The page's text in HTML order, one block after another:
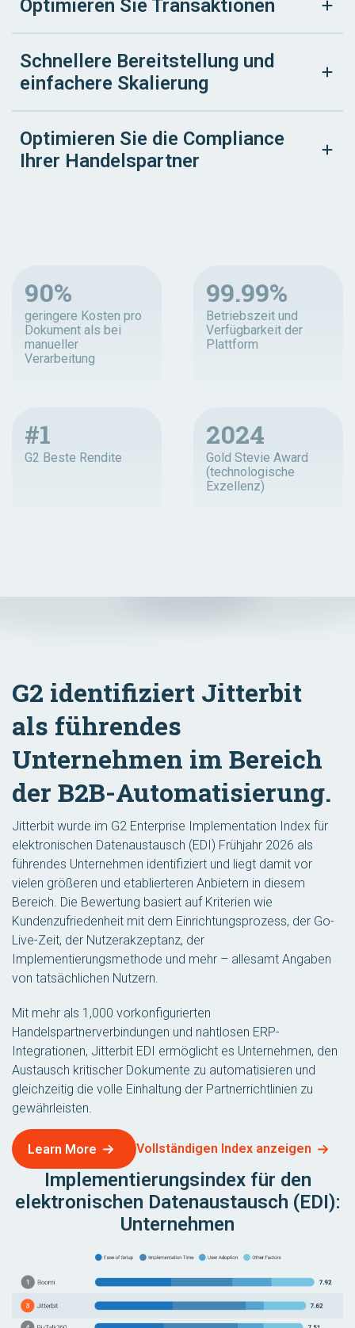
Optimieren Sie Transaktionen
Schnellere Bereitstellung und
einfachere Skalierung
Optimieren Sie die Compliance
Ihrer Handelspartner
90%
geringere Kosten pro
Dokument als bei
manueller
Verarbeitung
99.99%
Betriebszeit und
Verfügbarkeit der
Plattform
#1
G2 Beste Rendite
2024
Gold Stevie Award
(technologische
Exzellenz)
G2 identifiziert Jitterbit
als führendes
Unternehmen im Bereich
der B2B-Automatisierung.
Jitterbit wurde im G2 Enterprise Implementation Index für
elektronischen Datenaustausch (EDI) Frühjahr 2026 als
führendes Unternehmen identifiziert und liegt damit vor
vielen größeren und etablierteren Anbietern in diesem
Bereich. Die Bewertung basiert auf Kriterien wie
Kundenzufriedenheit mit dem Einrichtungsprozess, der Go-
Live-Zeit, der Nutzerakzeptanz, der
Implementierungsmethode und mehr – allesamt Angaben
von tatsächlichen Nutzern.
Mit mehr als 1,000 vorkonfigurierten
Handelspartnerverbindungen und nahtlosen ERP-
Integrationen, Jitterbit EDI ermöglicht es Unternehmen, den
Austausch kritischer Dokumente zu automatisieren und
gleichzeitig die volle Einhaltung der Partnerrichtlinien zu
gewährleisten.
Learn More Vollständigen Index anzeigen
Implementierungsindex für den
elektronischen Datenaustausch (EDI):
Unternehmen